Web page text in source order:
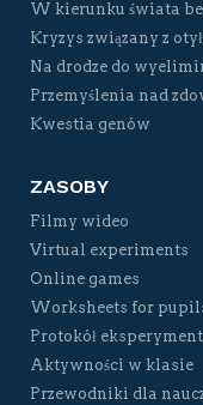
W kierunku świata
Kryzys związany z
Na drodze do
Przemyślenia nad
Kwestia genów
ZASOBY
Filmy wideo
Virtual experiments
Online games
Worksheets for
Protokół
Aktywności w klasie
Przewodniki dla